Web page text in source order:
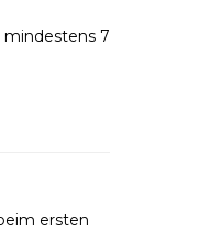
mindestens 7
ersten